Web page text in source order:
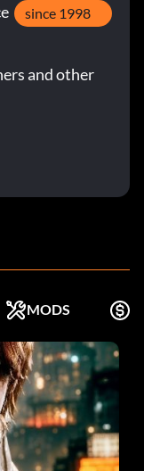
since 1998
and other
MODS